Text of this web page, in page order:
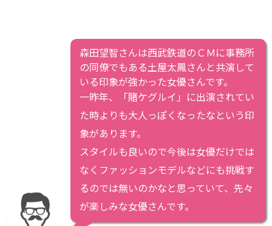
森田望智さんは西武鉄道のＣＭに事務所
の同僚でもある土屋太鳳さんと共演して
いる印象が強かった女優さんです。
一昨年、「賭ケグルイ」に出演されてい
た時よりも大人っぽくなったなという印
象があります。
スタイルも良いので今後は女優だけでは
なくファッションモデルなどにも挑戦す
るのでは無いのかなと思っていて、先々
が楽しみな女優さんです。